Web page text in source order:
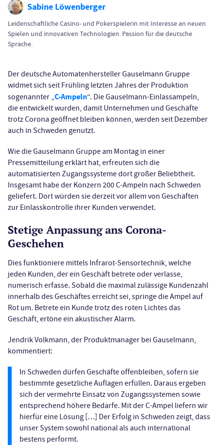
Sabine Löwenberger
Leidenschaftliche Casino- und Pokerspielerin mit Interesse an neuen
Spielen und innovativen Technologien. Passion für die deutsche
Sprache.
Der deutsche Automatenhersteller Gauselmann Gruppe
widmet sich seit Frühling letzten Jahres der Produktion
sogenannter „C-Ampeln“. Die Gauselmann-Einlassampeln,
die entwickelt wurden, damit Unternehmen und Geschäfte
trotz Corona geöffnet bleiben können, werden seit Dezember
auch in Schweden genutzt.
Wie die Gauselmann Gruppe am Montag in einer
Pressemitteilung erklärt hat, erfreuten sich die
automatisierten Zugangssysteme dort großer Beliebtheit.
Insgesamt habe der Konzern 200 C-Ampeln nach Schweden
geliefert. Dort würden sie derzeit vor allem von Geschäften
zur Einlasskontrolle ihrer Kunden verwendet.
Stetige Anpassung ans Corona-
Geschehen
Dies funktioniere mittels Infrarot-Sensortechnik, welche
jeden Kunden, der ein Geschäft betrete oder verlasse,
numerisch erfasse. Sobald die maximal zulässige Kundenzahl
innerhalb des Geschäftes erreicht sei, springe die Ampel auf
Rot um. Betrete ein Kunde trotz des roten Lichtes das
Geschäft, ertöne ein akustischer Alarm.
Jendrik Volkmann, der Produktmanager bei Gauselmann,
kommentiert:
In Schweden dürfen Geschäfte offenbleiben, sofern sie
bestimmte gesetzliche Auflagen erfüllen. Daraus ergeben
sich der vermehrte Einsatz von Zugangssystemen sowie
entsprechend höhere Bedarfe. Mit der C-Ampel liefern wir
hierfür eine Lösung […] Der Erfolg in Schweden zeigt, dass
unser System sowohl national als auch international
bestens performt.